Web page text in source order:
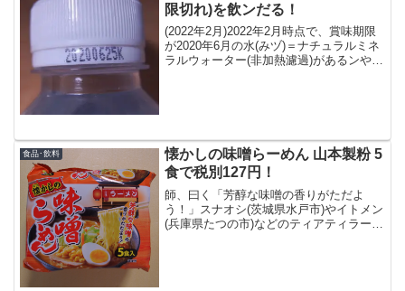
限切れ)を飲ンだる！
(2022年2月)2022年2月時点で、賞味期限
が2020年6月の水(みヅ)＝ナチュラルミネ
ラルウォーター(非加熱濾過)があるンやケ
食品･飲料
懐かしの味噌らーめん 山本製粉 5
食で税別127円！
師、曰く「芳醇な味噌の香りがただよ
う！」スナオシ(茨城県水戸市)やイトメン
(兵庫県たつの市)などのティアティラーメ